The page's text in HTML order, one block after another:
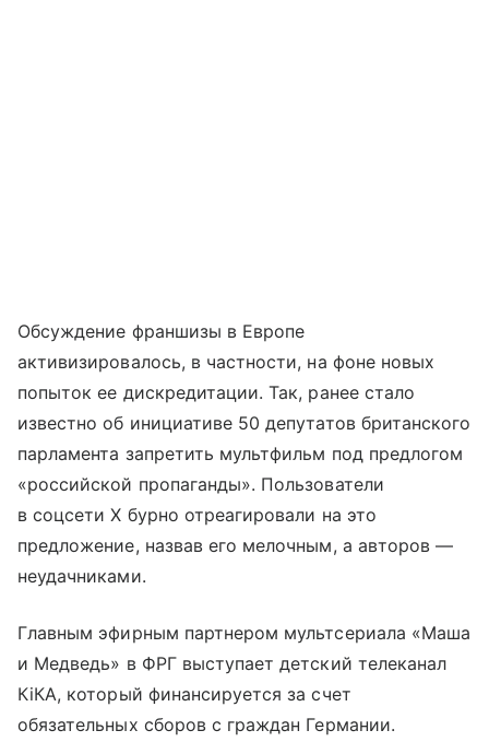
Обсуждение франшизы в Европе
активизировалось, в частности, на фоне новых
попыток ее дискредитации. Так, ранее стало
известно об инициативе 50 депутатов британского
парламента запретить мультфильм под предлогом
«российской пропаганды». Пользователи
в соцсети Х бурно отреагировали на это
предложение, назвав его мелочным, а авторов —
неудачниками.
Главным эфирным партнером мультсериала «Маша
и Медведь» в ФРГ выступает детский телеканал
КіКА, который финансируется за счет
обязательных сборов с граждан Германии.